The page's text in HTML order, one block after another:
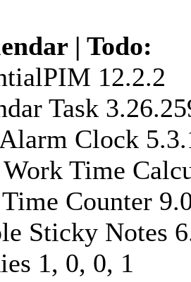
| Todo:
12.2.2
Task
Clock
Work Time
Counter
Sticky Notes
1, 0, 0, 1